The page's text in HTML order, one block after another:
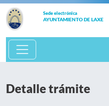
Sede electrónica
AYUNTAMIENTO DE LAXE
Detalle trámite